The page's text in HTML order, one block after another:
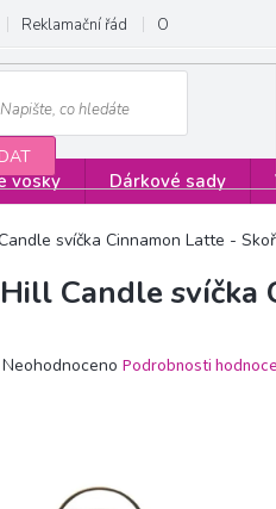
Reklamační řád Obchodní
vosky Dárkové sady
svíčka Cinnamon Latte -
Candle svíčka
Průměrné
Neohodnoceno Podrobnosti